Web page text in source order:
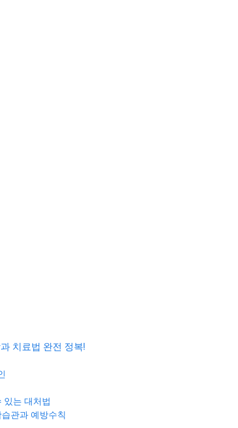
치료법 완전 정복!
있는 대처법
관과 예방수칙